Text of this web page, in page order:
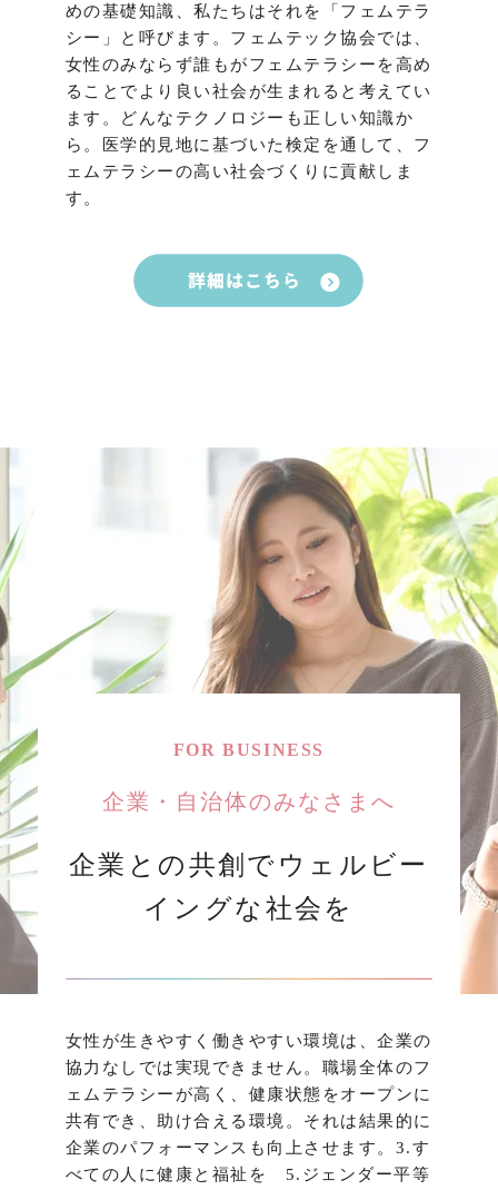
めの基礎知識、私たちはそれを「フェムテラ
シー」と呼びます。フェムテック協会では、
女性のみならず誰もがフェムテラシーを高め
ることでより良い社会が生まれると考えてい
ます。どんなテクノロジーも正しい知識か
ら。医学的見地に基づいた検定を通して、フ
ェムテラシーの高い社会づくりに貢献しま
す。
FOR BUSINESS
企業・自治体のみなさまへ
企業との共創でウェルビー
イングな社会を
女性が生きやすく働きやすい環境は、企業の
協力なしでは実現できません。職場全体のフ
ェムテラシーが高く、健康状態をオープンに
共有でき、助け合える環境。それは結果的に
企業のパフォーマンスも向上させます。3.す
べての人に健康と福祉を 5.ジェンダー平等